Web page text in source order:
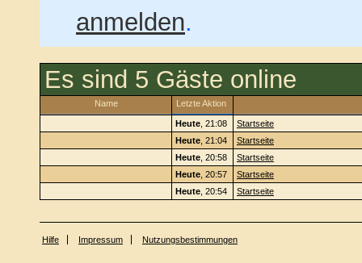
anmelden.
Es sind 5 Gäste online
Name Letzte Aktion
Heute , 21:08
Startseite
Heute , 21:04
Startseite
Heute , 20:58
Startseite
Heute , 20:57
Startseite
Heute , 20:54 Startseite
Hilfe Impressum Nutzungsbestimmungen